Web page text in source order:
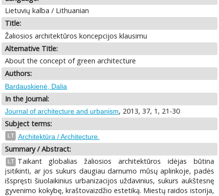
Lietuvių kalba / Lithuanian
Title:
Žaliosios architektūros koncepcijos klausimu
Alternative Title:
About the concept of green architecture
Authors:
Bardauskienė, Dalia
In the Journal:
Journal of architecture and urbanism, 2013, 37, 1, 21-30
Subject terms:
LT Architektūra / Architecture.
Summary / Abstract:
LT
Taikant globalias žaliosios architektūros idėjas būtina
įsitikinti, ar jos sukurs daugiau darnumo mūsų aplinkoje, padės
išspręsti šiuolaikinius urbanizacijos uždavinius, sukurs aukštesnę
gyvenimo kokybę, kraštovaizdžio estetiką. Miestų raidos istorija,